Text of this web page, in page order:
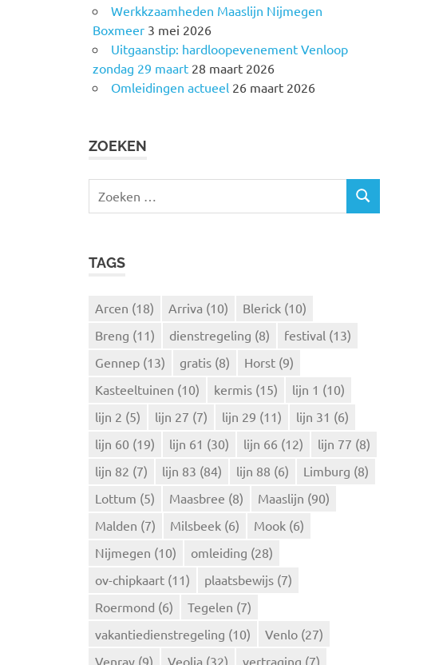
Werkkzaamheden Maaslijn Nijmegen
Boxmeer 3 mei 2026
Uitgaanstip: hardloopevenement Venloop
zondag 29 maart 28 maart 2026
Omleidingen actueel 26 maart 2026
ZOEKEN
e
Z
TAGS
Arcen (18) Arriva (10) Blerick (10)
Breng (11) dienstregeling (8) festival (13)
Gennep (13) gratis (8) Horst (9)
Kasteeltuinen (10) kermis (15) lijn 1 (10)
lijn 2 (5) lijn 27 (7) lijn 29 (11) lijn 31 (6)
lijn 60 (19) lijn 61 (30) lijn 66 (12) lijn 77 (8)
lijn 82 (7) lijn 83 (84) lijn 88 (6) Limburg (8)
Lottum (5) Maasbree (8) Maaslijn (90)
Malden (7) Milsbeek (6) Mook (6)
Nijmegen (10) omleiding (28)
ov-chipkaart (11) plaatsbewijs (7)
Roermond (6) Tegelen (7)
vakantiedienstregeling (10) Venlo (27)
Venray (9) Veolia (32) vertraging (7)